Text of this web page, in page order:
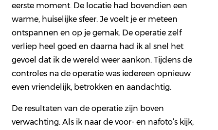
eerste moment. De locatie had bovendien een
warme, huiselijke sfeer. Je voelt je er meteen
ontspannen en op je gemak. De operatie zelf
verliep heel goed en daarna had ik al snel het
gevoel dat ik de wereld weer aankon. Tijdens de
controles na de operatie was iedereen opnieuw
even vriendelijk, betrokken en aandachtig.
De resultaten van de operatie zijn boven
verwachting. Als ik naar de voor- en nafoto’s kijk,